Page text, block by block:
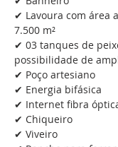
✔ Lavoura com área
7.500 m²
✔ 03 tanques de
possibilidade de
✔ Poço artesiano
✔ Energia bifásica
✔ Internet fibra
✔ Chiqueiro
✔ Viveiro